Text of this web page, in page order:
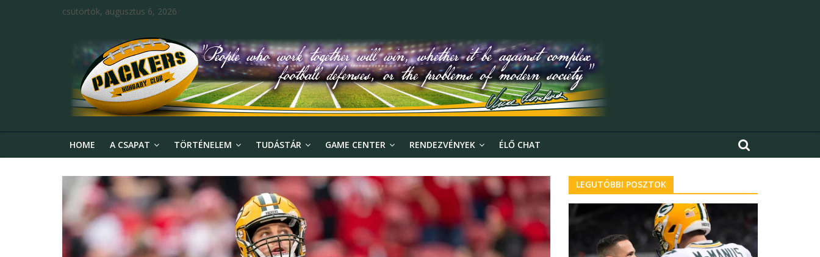
csütörtök, augusztus 6, 2026
HOME A CSAPAT TÖRTÉNELEM TUDÁSTÁR GAME CENTER RENDEZVÉNYEK ÉLŐ CHAT
LEGUTÓBBI POSZTOK